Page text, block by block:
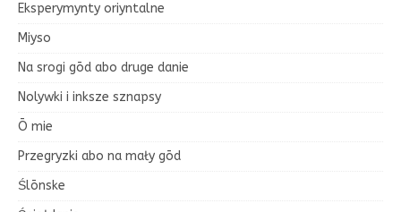
Eksperymynty oriyntalne
Miyso
Na srogi gōd abo druge danie
Nolywki i inksze sznapsy
Ō mie
Przegryzki abo na mały gōd
Ślōnske